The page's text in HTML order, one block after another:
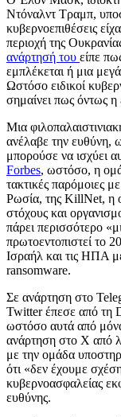
Ντόναλντ Τραμπ,
κυβερνοεπιθέσεις
περιοχή της
ανάρτησή του είπε
εμπλέκεται ή μια
Ωστόσο ειδικοί
σημαίνει πως όντως
Μια
ανέλαβε την ευθύνη,
μπορούσε να ισχύει
Forbes, ωστόσο, η
τακτικές παρόμοιες
Ρωσία, της KillNet, η
στόχους και
πάρει περισσότερο
πρωτοεντοπιστεί το
Ισραήλ και τις ΗΠΑ
ransomware.
Σε ανάρτηση στο
Twitterέπεσε από τη
ωστόσο αυτά από
ανάρτηση στο Χ από
με την ομάδα
ότι «δεν έχουμε
κυβερνοασφαλείας
ευθύνης.